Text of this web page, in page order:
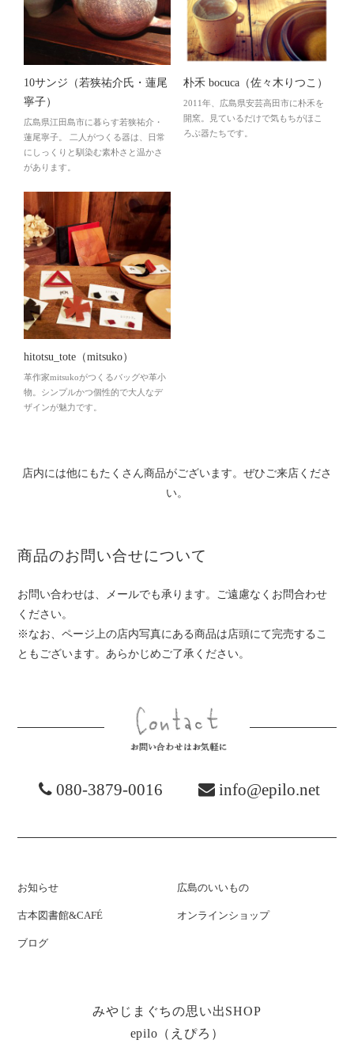
10サンジ（若狭祐介氏・蓮尾
寧子）
広島県江田島市に暮らす若狭祐介・
蓮尾寧子。 二人がつくる器は、日常
にしっくりと馴染む素朴さと温かさ
があります。
朴禾 bocuca（佐々木りつこ）
2011年、広島県安芸高田市に朴禾を
開窯。見ているだけで気もちがほこ
ろぶ器たちです。
hitotsu_tote（mitsuko）
革作家mitsukoがつくるバッグや革小
物。シンプルかつ個性的で大人なデ
ザインが魅力です。
店内には他にもたくさん商品がございます。ぜひご来店くださ
い。
商品のお問い合せについて
お問い合わせは、メールでも承ります。ご遠慮なくお問合わせ
ください。
※なお、ページ上の店内写真にある商品は店頭にて完売するこ
ともございます。あらかじめご了承ください。
080-3879-0016 info@epilo.net
お知らせ 広島のいいもの
古本図書館&CAFÉ オンラインショップ
ブログ
みやじまぐちの思い出SHOP
epilo（えぴろ）